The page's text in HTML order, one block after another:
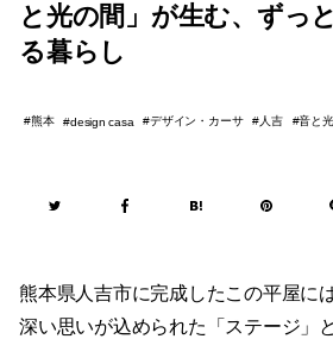
と光の間」が生む、ずっ
る暮らし
熊本 design casa デザイン・カーサ 人吉 音と
熊本県人吉市に完成したこの平屋に
深い思いが込められた「ステージ」